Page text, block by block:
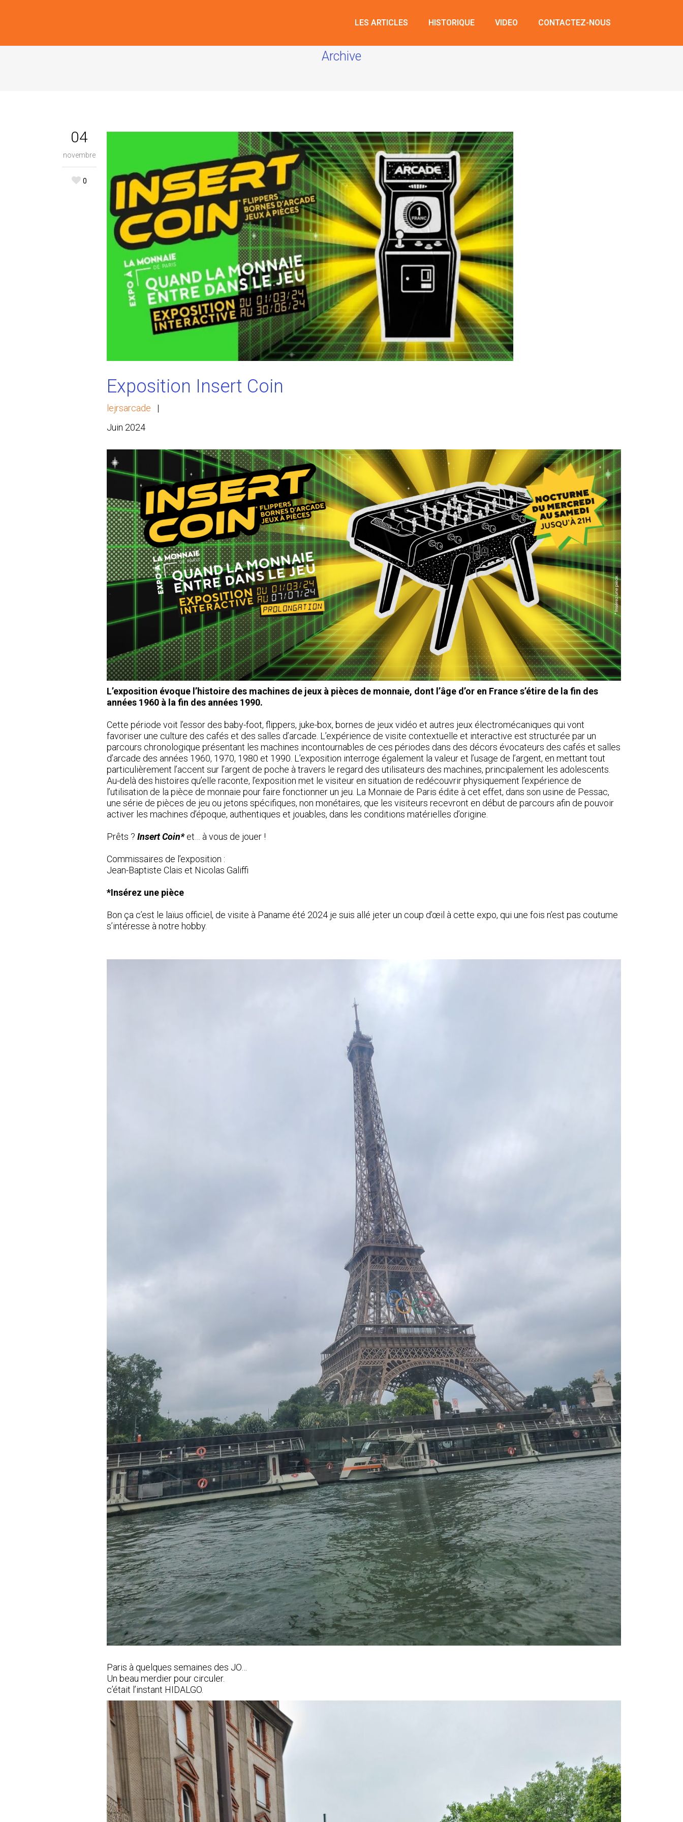
LES ARTICLES HISTORIQUE VIDEO CONTACTEZ-NOUS
Archive
04
novembre
0
Exposition Insert Coin
lejrsarcade |
Juin 2024
L’exposition évoque l’histoire des machines de jeux à pièces de monnaie, dont l’âge d’or en France s’étire de la fin des
années 1960 à la fin des années 1990.
Cette période voit l’essor des baby-foot, flippers, juke-box, bornes de jeux vidéo et autres jeux électromécaniques qui vont
favoriser une culture des cafés et des salles d’arcade. L’expérience de visite contextuelle et interactive est structurée par un
parcours chronologique présentant les machines incontournables de ces périodes dans des décors évocateurs des cafés et salles
d’arcade des années 1960, 1970, 1980 et 1990. L’exposition interroge également la valeur et l’usage de l’argent, en mettant tout
particulièrement l’accent sur l’argent de poche à travers le regard des utilisateurs des machines, principalement les adolescents.
Au-delà des histoires qu’elle raconte, l’exposition met le visiteur en situation de redécouvrir physiquement l’expérience de
l’utilisation de la pièce de monnaie pour faire fonctionner un jeu. La Monnaie de Paris édite à cet effet, dans son usine de Pessac,
une série de pièces de jeu ou jetons spécifiques, non monétaires, que les visiteurs recevront en début de parcours afin de pouvoir
activer les machines d’époque, authentiques et jouables, dans les conditions matérielles d’origine.
Prêts ? Insert Coin*et… à vous de jouer !
Commissaires de l’exposition :
Jean-Baptiste Clais et Nicolas Galiffi
*Insérez une pièce
Bon ça c’est le laïus officiel, de visite à Paname été 2024 je suis allé jeter un coup d’œil à cette expo, qui une fois n’est pas coutume
s’intéresse à notre hobby.
Paris à quelques semaines des JO…
Un beau merdier pour circuler.
c’était l’instant HIDALGO.